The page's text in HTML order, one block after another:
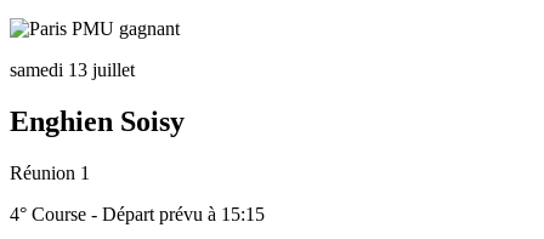
samedi 13 juillet
Enghien Soisy
Réunion 1
4° Course - Départ prévu à 15:15